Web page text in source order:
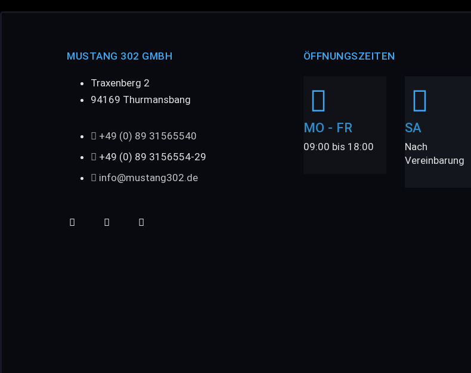
MUSTANG 302 GMBH
Traxenberg 2
94169 Thurmansbang
+49 (0) 89 31565540
+49 (0) 89 3156554-29
info@mustang302.de
ÖFFNUNGSZEITEN
MO - FR
09:00 bis 18:00
SA
Nach
Vereinbarung